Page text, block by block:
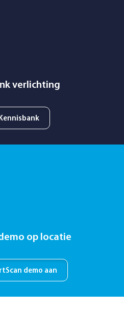
verlichting
op locatie
demo aan